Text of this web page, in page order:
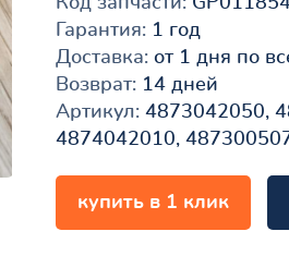
Гарантия: 1 год
Доставка: от 1 дня по
Возврат: 14 дней
Артикул: 4873042050,
4874042010,
купить в 1 клик